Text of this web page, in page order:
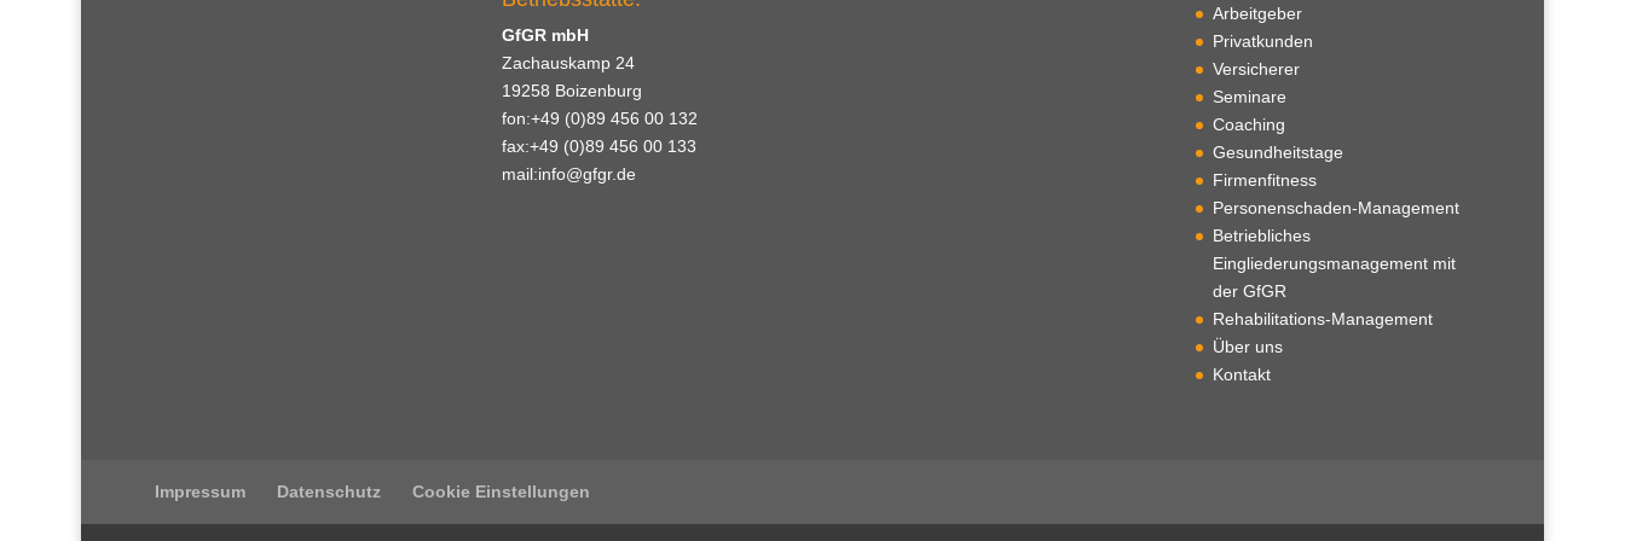
GfGR mbH
Zachauskamp 24
19258 Boizenburg
fon:+49 (0)89 456 00 132
fax:+49 (0)89 456 00 133
mail:info@gfgr.de
Arbeitgeber
Privatkunden
Versicherer
Seminare
Coaching
Gesundheitstage
Firmenfitness
Personenschaden-Management
Betriebliches
Eingliederungsmanagement mit
der GfGR
Rehabilitations-Management
Über uns
Kontakt
Impressum Datenschutz Cookie Einstellungen